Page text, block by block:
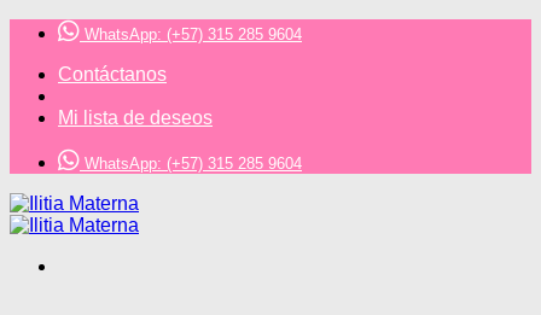
Saltar
contenido
WhatsApp: (+57) 315 285 9604
Contáctanos
Mi lista de deseos
WhatsApp: (+57) 315 285 9604